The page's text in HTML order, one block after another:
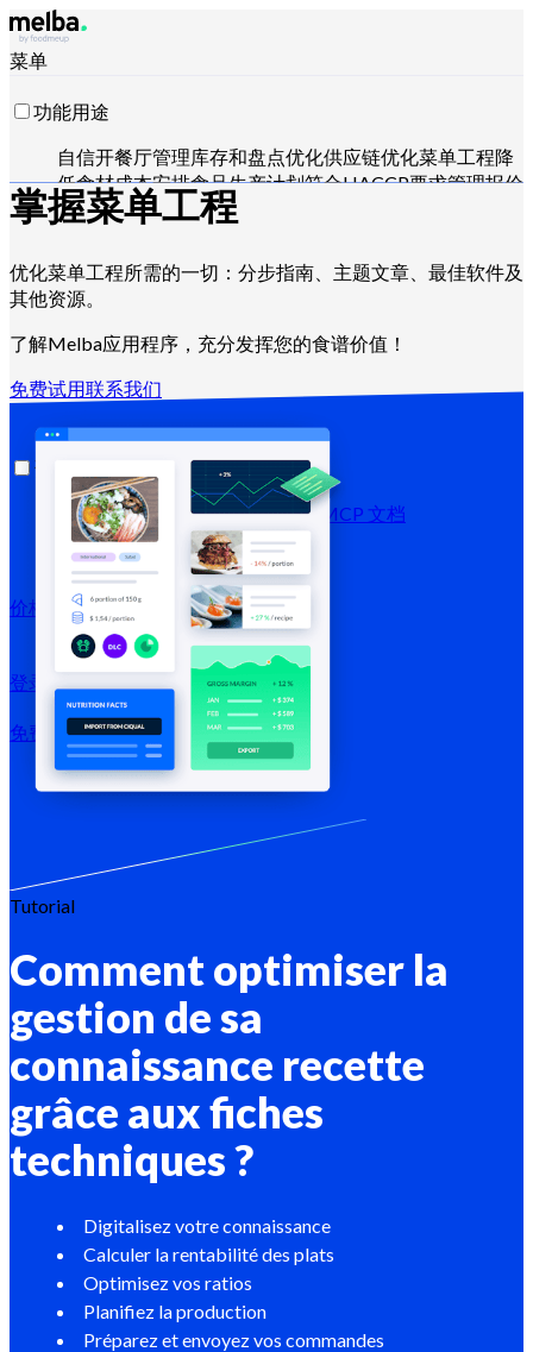
菜单
功能用途
自信开餐厅管理库存和盘点优化供应链优化菜单工程降
低食材成本安排食品生产计划符合HACCP要求管理报价
并分析销售用 Claude、ChatGPT 或 API 操控
适用对象
连锁和大型集团 独立餐厅中央厨房幽灵厨房
面包师和甜点师
资源
博客帮助中心 新闻通讯API 文档 MCP 文档
价格方案
登录 →
免费试用注册
掌握菜单工程
优化菜单工程所需的一切：分步指南、主题文章、最佳软件及
其他资源。
了解Melba应用程序，充分发挥您的食谱价值！
免费试用联系我们
Tutorial
Comment optimiser la
gestion de sa
connaissance recette
grâce aux fiches
techniques ?
Digitalisez votre connaissance
Calculer la rentabilité des plats
Optimisez vos ratios
Planifiez la production
Préparez et envoyez vos commandes